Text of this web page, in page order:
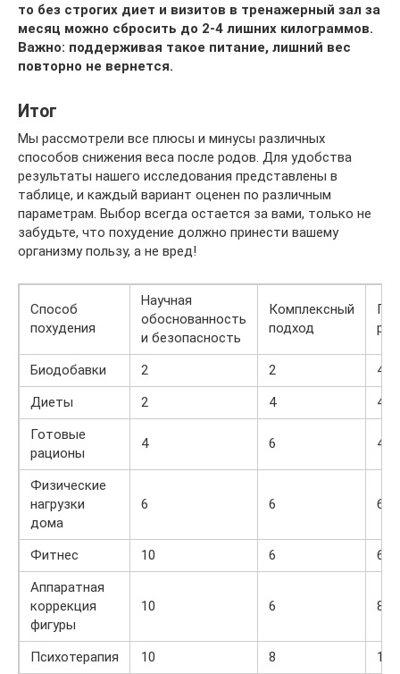
то без строгих диет и визитов в тренажерный зал за
месяц можно сбросить до 2-4 лишних килограммов.
Важно: поддерживая такое питание, лишний вес
повторно не вернется.
Итог
Мы рассмотрели все плюсы и минусы различных
способов снижения веса после родов. Для удобства
результаты нашего исследования представлены в
таблице, и каждый вариант оценен по различным
параметрам. Выбор всегда остается за вами, только не
забудьте, что похудение должно принести вашему
организму пользу, а не вред!
Способ
похудения
Научная
обоснованность
и безопасность
Комплексный
подход
Биодобавки 2 2
4
Диеты
2 4
4
Готовые
рационы
4 6 4
Физические
нагрузки
дома
6 6 6
Фитнес 10 6
6
Аппаратная
коррекция
фигуры
10 6 8
Психотерапия 10 8 10